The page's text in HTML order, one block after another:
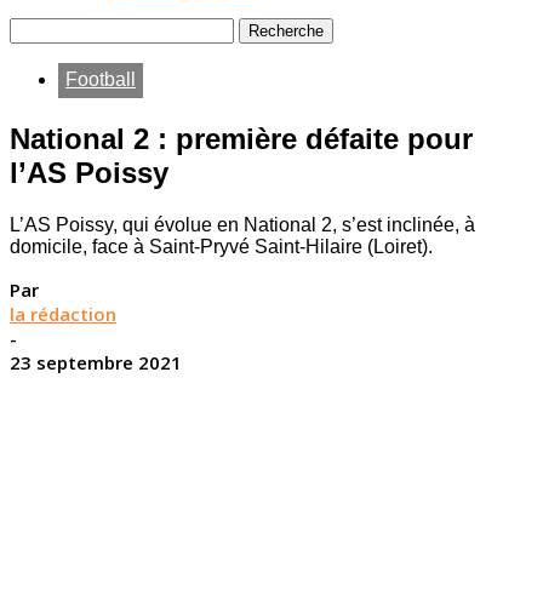
Football
National 2 : première défaite pour
l’AS Poissy
L’AS Poissy, qui évolue en National 2, s’est inclinée, à
domicile, face à Saint-Pryvé Saint-Hilaire (Loiret).
Par
la rédaction
-
23 septembre 2021